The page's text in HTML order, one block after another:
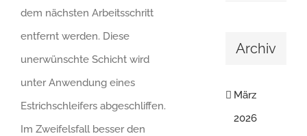
dem nächsten Arbeitsschritt
entfernt werden. Diese
unerwünschte Schicht wird
unter Anwendung eines
Estrichschleifers abgeschliffen.
Im Zweifelsfall besser den
Archiv
März
2026